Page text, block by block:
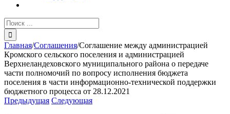
Результат
поиска:
Главная/Соглашения/Соглашение между администрацией
Кромского сельского поселения и администрацией
Верхнеландеховского муниципального района о передаче
части полномочий по вопросу исполнения бюджета
поселения в части информационно-технической поддержки
бюджетного процесса от 28.12.2021
Предыдущая Следующая